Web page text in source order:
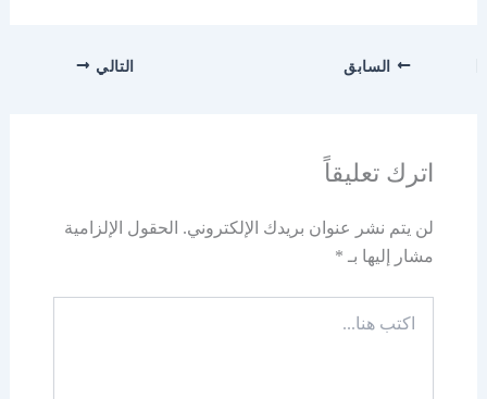
السابق التالي
اترك تعليقاً
لن يتم نشر عنوان بريدك الإلكتروني. الحقول الإلزامية
مشار إليها بـ *
هنا...